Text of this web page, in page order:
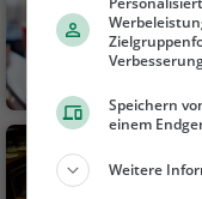
Speichern
einem
Weitere